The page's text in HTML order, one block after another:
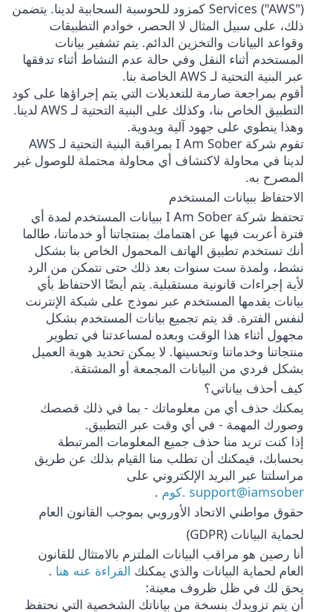
Services ("AWS") كمزود للحوسبة السحابية لدينا. يتضمن
ذلك، على سبيل المثال لا الحصر، خوادم التطبيقات
وقواعد البيانات والتخزين الدائم. يتم تشفير بيانات
المستخدم أثناء النقل وفي حالة عدم النشاط أثناء تدفقها
عبر البنية التحتية لـ AWS الخاصة بنا.
أقوم بمراجعة صارمة للتعديلات التي يتم إجراؤها على كود
التطبيق الخاص بنا، وكذلك على البنية التحتية لـ AWS لدينا.
وهذا ينطوي على جهود آلية ويدوية.
تقوم شركة I Am Sober بمراقبة البنية التحتية لـ AWS
لدينا في محاولة لاكتشاف أي محاولة محتملة للوصول غير
المصرح به.
الاحتفاظ ببيانات المستخدم
تحتفظ شركة I Am Sober ببيانات المستخدم لمدة أي
فترة أعربت فيها عن اهتمامك بمنتجاتنا أو خدماتنا، طالما
أنك تستخدم تطبيق الهاتف المحمول الخاص بنا بشكل
نشط، ولمدة ست سنوات بعد ذلك حتى نتمكن من الرد
لأية إجراءات قانونية مستقبلية. يتم أيضًا الاحتفاظ بأي
بيانات يقدمها المستخدم عبر نموذج على شبكة الإنترنت
لنفس الفترة. قد يتم تجميع بيانات المستخدم بشكل
مجهول أثناء هذا الوقت وبعده لمساعدتنا في تطوير
منتجاتنا وخدماتنا وتحسينها. لا يمكن تحديد هوية العميل
بشكل فردي من البيانات المجمعة أو المشتقة.
كيف أحذف بياناتي؟
يمكنك حذف أي من معلوماتك - بما في ذلك قصصك
وصورك المهمة - في أي وقت عبر التطبيق.
إذا كنت تريد منا حذف جميع المعلومات المرتبطة
بحسابك، فيمكنك أن تطلب منا القيام بذلك عن طريق
مراسلتنا عبر البريد الإلكتروني على
support@iamsober .كوم
.
حقوق مواطني الاتحاد الأوروبي بموجب القانون العام
لحماية البيانات (GDPR)
أنا رصين هو مراقب البيانات الملتزم بالامتثال للقانون
العام لحماية البيانات والذي يمكنك القراءة عنه هنا .
يحق لك في ظل ظروف معينة:
أن يتم تزويدك بنسخة من بياناتك الشخصية التي نحتفظ